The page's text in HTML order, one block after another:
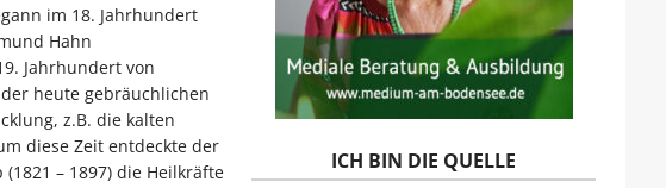
im 18. Jahrhundert
Hahn
Jahrhundert von
heute gebräuchlichen
z.B. die kal­ten
diese Zeit entdeckte der
– 1897) die Heilkräfte
ICH BIN DIE QUELLE